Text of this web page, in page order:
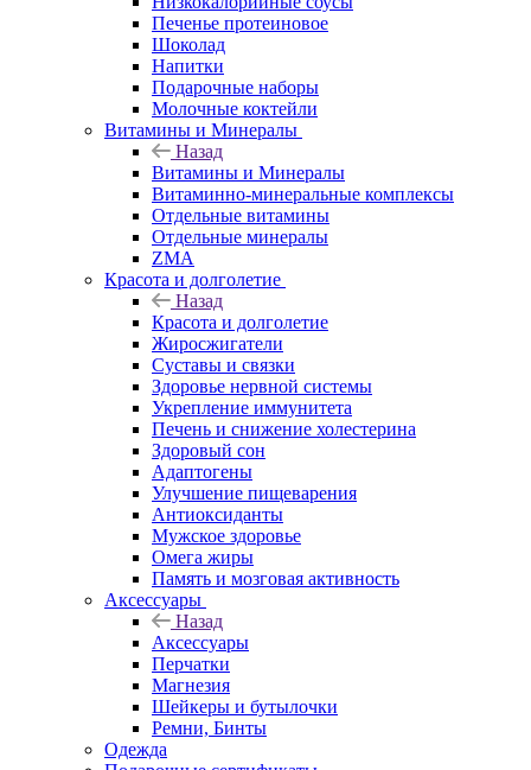
Печенье протеиновое
Шоколад
Напитки
Подарочные наборы
Молочные коктейли
Витамины и Минералы
Назад
Витамины и Минералы
Витаминно-минеральные комплексы
Отдельные витамины
Отдельные минералы
ZMA
Красота и долголетие
Назад
Красота и долголетие
Жиросжигатели
Суставы и связки
Здоровье нервной системы
Укрепление иммунитета
Печень и снижение холестерина
Здоровый сон
Адаптогены
Улучшение пищеварения
Антиоксиданты
Мужское здоровье
Омега жиры
Память и мозговая активность
Аксессуары
Назад
Аксессуары
Перчатки
Магнезия
Шейкеры и бутылочки
Ремни, Бинты
Одежда